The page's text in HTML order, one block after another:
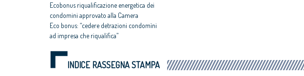
Ecobonus riqualificazione energetica dei
condomini approvato alla Camera
Eco bonus: “cedere detrazioni condomìni
ad impresa che riqualifica”
INDICE RASSEGNA STAMPA